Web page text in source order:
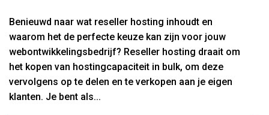
Benieuwd naar wat reseller hosting inhoudt en
waarom het de perfecte keuze kan zijn voor jouw
webontwikkelingsbedrijf? Reseller hosting draait om
het kopen van hostingcapaciteit in bulk, om deze
vervolgens op te delen en te verkopen aan je eigen
klanten. Je bent als...